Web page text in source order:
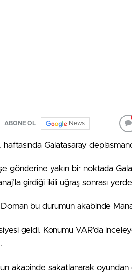
ABONE OL News
haftasında Galatasaray
gönderine yakın bir noktada
girdiği ikili uğraş sonrası yerde
bu durumun akabinde
geldi. Konumu VAR’da
akabinde sakatlanarak oyundan